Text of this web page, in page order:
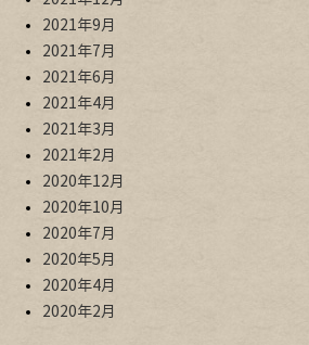
2021年9月
2021年7月
2021年6月
2021年4月
2021年3月
2021年2月
2020年12月
2020年10月
2020年7月
2020年5月
2020年4月
2020年2月